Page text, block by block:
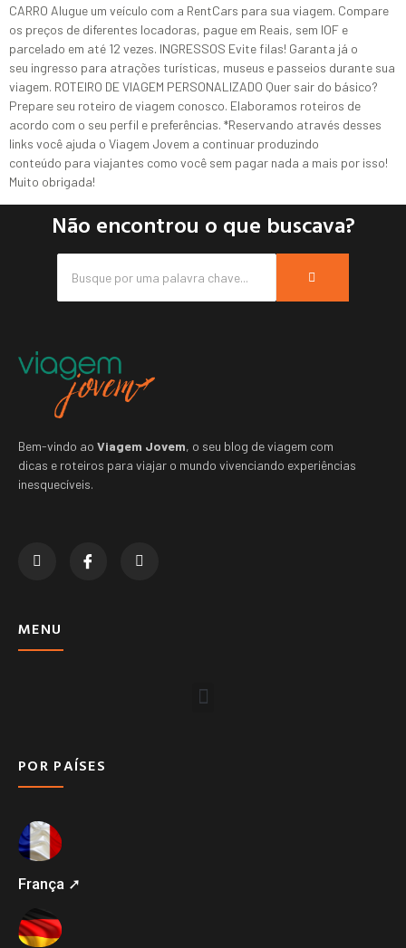
CARRO Alugue um veículo com a RentCars para sua viagem. Compare
os preços de diferentes locadoras, pague em Reais, sem IOF e
parcelado em até 12 vezes. INGRESSOS Evite filas! Garanta já o
seu ingresso para atrações turísticas, museus e passeios durante sua
viagem. ROTEIRO DE VIAGEM PERSONALIZADO Quer sair do básico?
Prepare seu roteiro de viagem conosco. Elaboramos roteiros de
acordo com o seu perfil e preferências. *Reservando através desses
links você ajuda o Viagem Jovem a continuar produzindo
conteúdo para viajantes como você sem pagar nada a mais por isso!
Muito obrigada!
Não encontrou o que buscava?
Bem-vindo ao Viagem Jovem, o seu blog de viagem com
dicas e roteiros para viajar o mundo vivenciando experiências
inesquecíveis.
MENU
POR PAÍSES
França ➚